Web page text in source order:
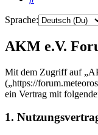
Sprache:
AKM e.V.
Mit dem Zugriff auf
(„https://
ein Vertrag mit
1.